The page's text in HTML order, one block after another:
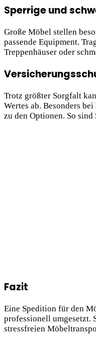
Sperrige und
Große Möbel stellen
passende Equipment.
Treppenhäuser oder
Trotz größter Sorgfalt
Wertes ab. Besonders
zu den Optionen. So
Fazit
Eine Spedition für den
professionell umgesetzt.
stressfreien